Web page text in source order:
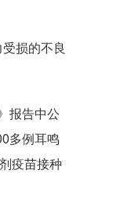
损的不良
报告中公
多例耳鸣
疫苗接种